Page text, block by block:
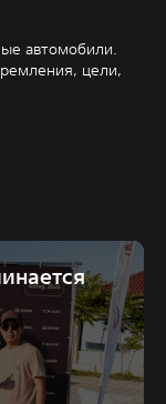
автомобили.
цели,